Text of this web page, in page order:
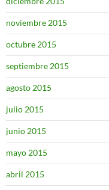
noviembre 2015
octubre 2015
septiembre 2015
agosto 2015
julio 2015
junio 2015
mayo 2015
abril 2015